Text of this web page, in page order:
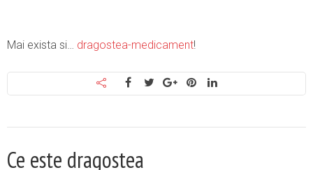
Mai exista si… dragostea-medicament!
Ce este dragostea